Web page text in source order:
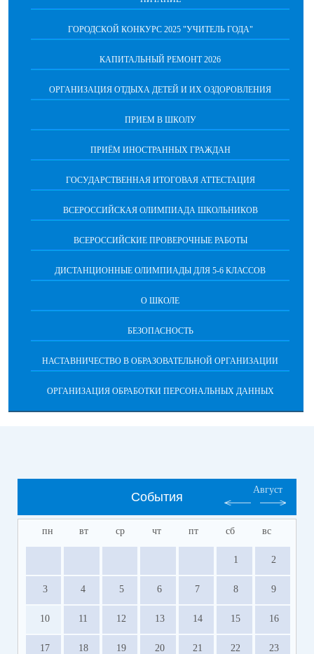
ГОРОДСКОЙ КОНКУРС 2025 "УЧИТЕЛЬ ГОДА"
КАПИТАЛЬНЫЙ РЕМОНТ 2026
ОРГАНИЗАЦИЯ ОТДЫХА ДЕТЕЙ И ИХ ОЗДОРОВЛЕНИЯ
ПРИЕМ В ШКОЛУ
ПРИЁМ ИНОСТРАННЫХ ГРАЖДАН
ГОСУДАРСТВЕННАЯ ИТОГОВАЯ АТТЕСТАЦИЯ
ВСЕРОССИЙСКАЯ ОЛИМПИАДА ШКОЛЬНИКОВ
ВСЕРОССИЙСКИЕ ПРОВЕРОЧНЫЕ РАБОТЫ
ДИСТАНЦИОННЫЕ ОЛИМПИАДЫ ДЛЯ 5-6 КЛАССОВ
О ШКОЛЕ
БЕЗОПАСНОСТЬ
НАСТАВНИЧЕСТВО В ОБРАЗОВАТЕЛЬНОЙ ОРГАНИЗАЦИИ
ОРГАНИЗАЦИЯ ОБРАБОТКИ ПЕРСОНАЛЬНЫХ ДАННЫХ
События
Август
пн вт ср чт пт сб вс
1 2
3 4 5 6 7 8 9
10 11 12 13 14 15 16
17 18 19 20 21 22 23